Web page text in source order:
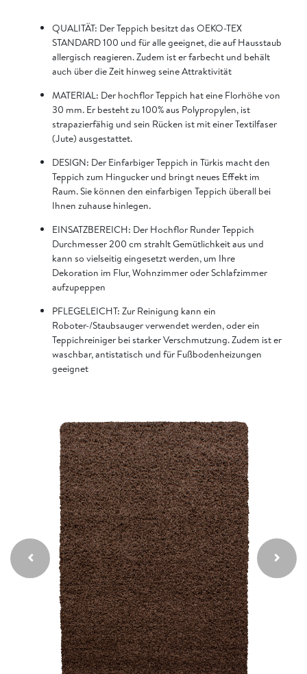
QUALITÄT: Der Teppich besitzt das OEKO-TEX
STANDARD 100 und für alle geeignet, die auf Hausstaub
allergisch reagieren. Zudem ist er farbecht und behält
auch über die Zeit hinweg seine Attraktivität
MATERIAL: Der hochflor Teppich hat eine Florhöhe von
30 mm. Er besteht zu 100% aus Polypropylen, ist
strapazierfähig und sein Rücken ist mit einer Textilfaser
(Jute) ausgestattet.
DESIGN: Der Einfarbiger Teppich in Türkis macht den
Teppich zum Hingucker und bringt neues Effekt im
Raum. Sie können den einfarbigen Teppich überall bei
Ihnen zuhause hinlegen.
EINSATZBEREICH: Der Hochflor Runder Teppich
Durchmesser 200 cm strahlt Gemütlichkeit aus und
kann so vielseitig eingesetzt werden, um Ihre
Dekoration im Flur, Wohnzimmer oder Schlafzimmer
aufzupeppen
PFLEGELEICHT: Zur Reinigung kann ein
Roboter-/Staubsauger verwendet werden, oder ein
Teppichreiniger bei starker Verschmutzung. Zudem ist er
waschbar, antistatisch und für Fußbodenheizungen
geeignet